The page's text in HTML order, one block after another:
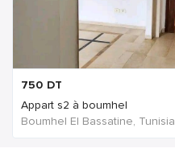
750 DT
Appart s2 à boumhel
Boumhel El Bassatine, Tunisia